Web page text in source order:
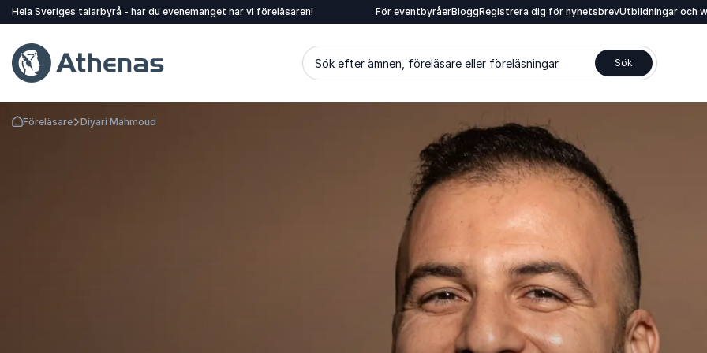
Hela Sveriges talarbyrå - har du evenemanget har vi föreläsaren! För eventbyråerBloggRegistrera dig för nyhetsbrevUtbildningar och
Sök efter ämnen, föreläsare eller föreläsningar Sök
Gå tillbaka till startsidan
Föreläsare Diyari Mahmoud